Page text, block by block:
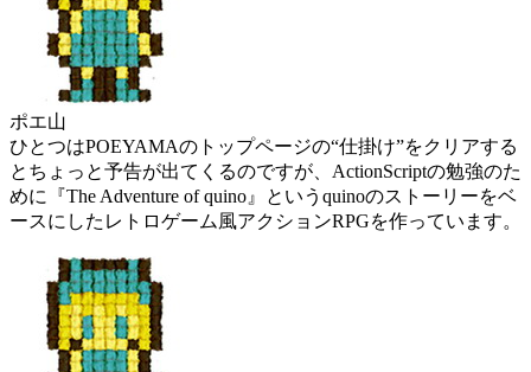
ポエ山
ひとつはPOEYAMAのトップページの“仕掛け”をクリアする
とちょっと予告が出てくるのですが、ActionScriptの勉強のた
めに『The Adventure of quino』というquinoのストーリーをベ
ースにしたレトロゲーム風アクションRPGを作っています。